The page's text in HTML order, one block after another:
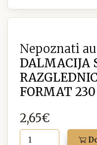
Nepoznati
DALMACIJA
FORMAT 230
2,65€